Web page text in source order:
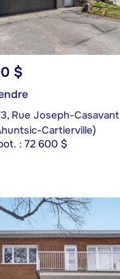
$
Rue Joseph-Casavant
Cartierville)
: 72 600 $